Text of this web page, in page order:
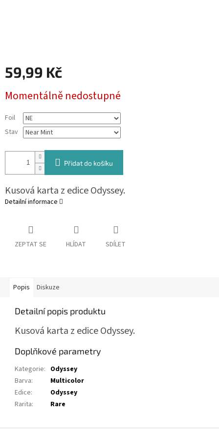
59,99 Kč
cena:
Momentálně nedostupné
Foil
Stav
Přidat do košíku
Kusová karta z edice Odyssey.
Detailní informace
ZEPTAT SE HLÍDAT SDÍLET
Popis Diskuze
Detailní popis produktu
Kusová karta z edice Odyssey.
Doplňkové parametry
Kategorie: Odyssey
Barva:
Multicolor
Edice:
Odyssey
Rarita: Rare